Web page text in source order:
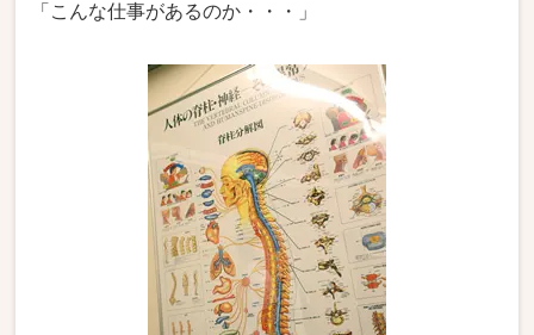
「こんな仕事があるのか・・・」